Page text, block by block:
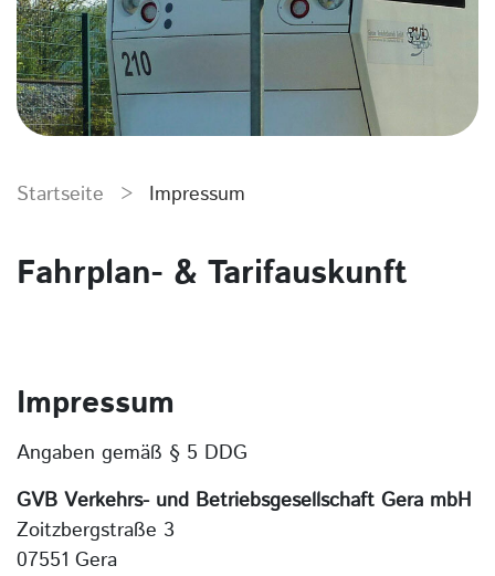
Fahrplan- & Tarifauskunft
Startseite > Impressum
Impressum
Angaben gemäß § 5 DDG
GVB Verkehrs- und Betriebsgesellschaft Gera mbH
Zoitzbergstraße 3
07551 Gera